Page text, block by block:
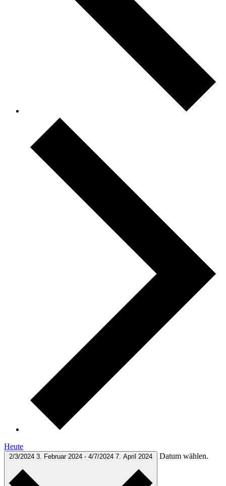
Heute
2/3/2024 3. Februar 2024 - 4/7/2024 7. April 2024 Datum wählen.